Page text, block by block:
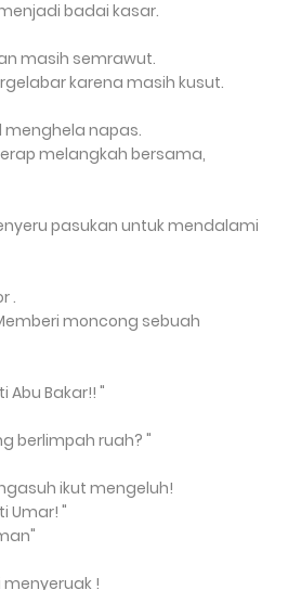
badai kasar.
masih semrawut.
karena masih kusut.
napas.
melangkah bersama,
pasukan untuk mendalami
.
moncong sebuah
Abu Bakar!! "
berlimpah ruah? "
ikut mengeluh!
Umar! "
!